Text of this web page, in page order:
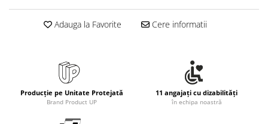
Creioane mecanice si grafit
Textmarkere
Markere diverse
Carioci si creioane colorate
Adauga la Favorite Cere informatii
Producție pe Unitate Protejată
Brand Product UP
11 angajați cu dizabilități
în echipa noastră